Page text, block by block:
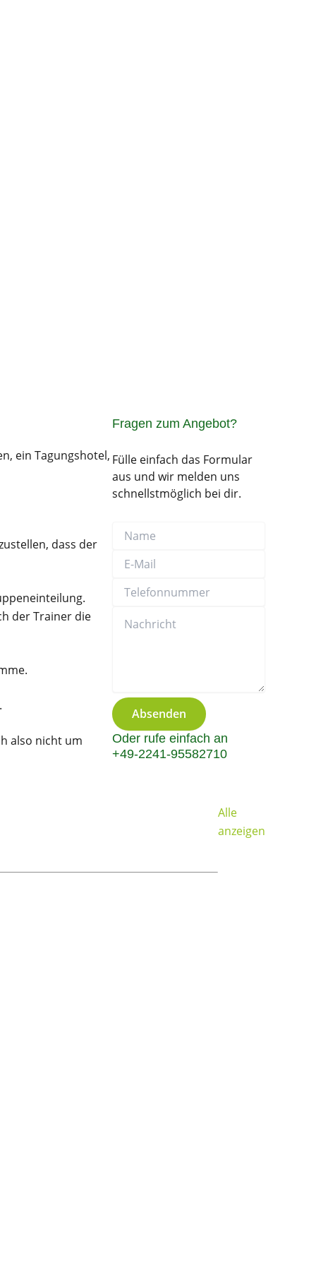
ein Tagungshotel,
dass der
der Trainer die
also nicht um
Fragen zum Angebot?
Fülle einfach das Formular
aus und wir melden uns
schnellstmöglich bei dir.
Mail
Absenden
Oder rufe einfach an
+49-2241-95582710
Crossgolf:
Alle
anzeigen